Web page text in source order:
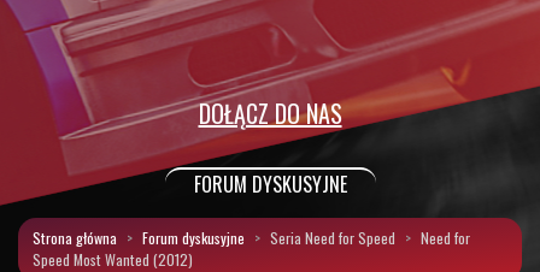
DOŁĄCZ DO NAS
FORUM DYSKUSYJNE
Strona główna Forum dyskusyjne Seria Need for Speed
Need for
Speed Most Wanted (2012)